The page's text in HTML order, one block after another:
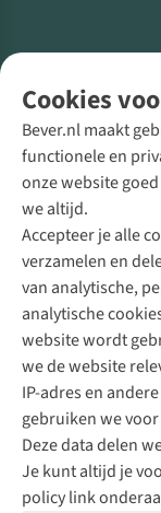
Cookies
Bever.nl maakt
functionele en
onze website
we altijd.
Accepteer je alle
verzamelen en
van analytische,
analytische
website wordt
we de website
IP-adres en
gebruiken we
Deze data delen
Je kunt altijd je
policy link
Direct advies
+31 (0)85 888
+31 6 12 28 49